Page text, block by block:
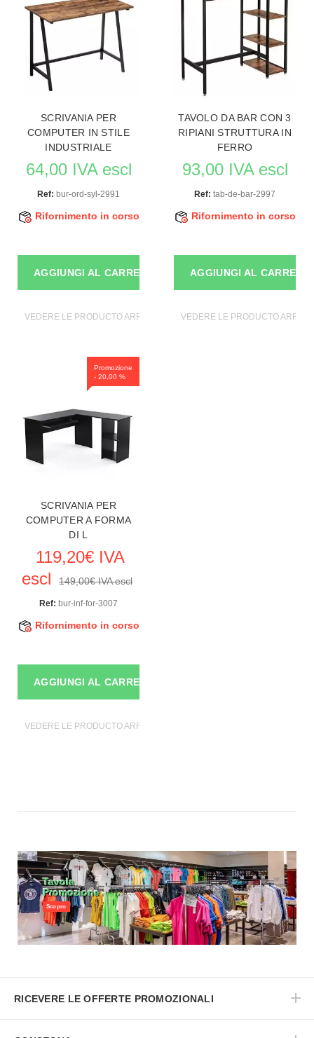
SCRIVANIA PER
COMPUTER IN STILE
INDUSTRIALE
64,00 IVA escl
Ref: bur-ord-syl-2991
Rifornimento in corso
AGGIUNGI AL CARRELLO
VEDERE LE PRODUCTO ARREDARE I MOBILI
TAVOLO DA BAR CON 3
RIPIANI STRUTTURA IN
FERRO
93,00 IVA escl
Ref: tab-de-bar-2997
Rifornimento in corso
AGGIUNGI AL
VEDERE LE PRODUCTO
Promozione
- 20,00 %
SCRIVANIA PER
COMPUTER A FORMA
DI L
119,20€ IVA
escl
149,00€ IVA escl
Ref: bur-inf-for-3007
Rifornimento in corso
AGGIUNGI AL CARRELLO
VEDERE LE PRODUCTO ARREDARE I MOBILI
Tavola
Promozione
Scopro
RICEVERE LE OFFERTE PROMOZIONALI